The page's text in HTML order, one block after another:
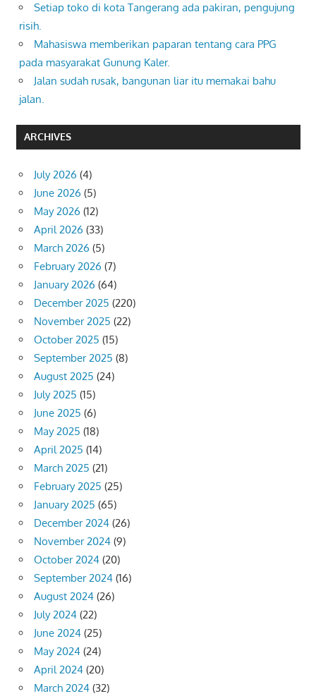
Setiap toko di kota Tangerang ada pakiran, pengujung
risih.
Mahasiswa memberikan paparan tentang cara PPG
pada masyarakat Gunung Kaler.
Jalan sudah rusak, bangunan liar itu memakai bahu
jalan.
ARCHIVES
July 2026 (4)
June 2026 (5)
May 2026 (12)
April 2026 (33)
March 2026 (5)
February 2026 (7)
January 2026 (64)
December 2025 (220)
November 2025 (22)
October 2025 (15)
September 2025 (8)
August 2025 (24)
July 2025 (15)
June 2025 (6)
May 2025 (18)
April 2025 (14)
March 2025 (21)
February 2025 (25)
January 2025 (65)
December 2024 (26)
November 2024 (9)
October 2024 (20)
September 2024 (16)
August 2024 (26)
July 2024 (22)
June 2024 (25)
May 2024 (24)
April 2024 (20)
March 2024 (32)